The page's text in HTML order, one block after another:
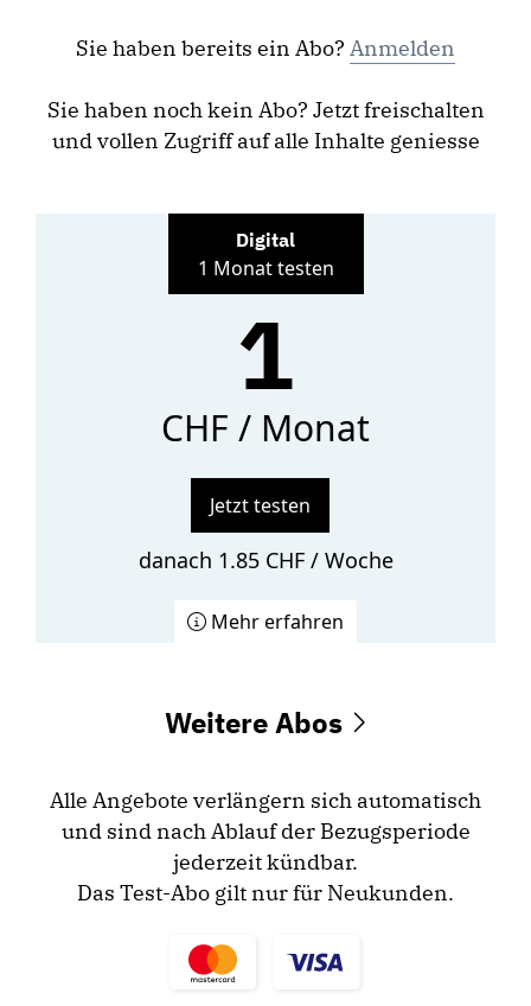
Sie haben bereits ein Abo? Anmelden
Sie haben noch kein Abo? Jetzt freischalten
und vollen Zugriff auf alle Inhalte geniesse
Digital
1 Monat testen
1
CHF / Monat
Jetzt testen
danach 1.85 CHF / Woche
Mehr erfahren
Weitere Abos
Alle Angebote verlängern sich automatisch
und sind nach Ablauf der Bezugsperiode
jederzeit kündbar.
Das Test-Abo gilt nur für Neukunden.